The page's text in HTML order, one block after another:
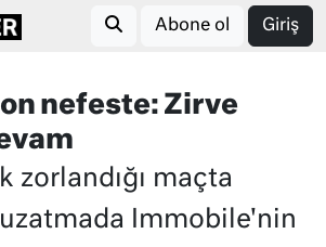
Abone ol Giriş
nefeste: Zirve
zorlandığı maçta
Immobile'nin